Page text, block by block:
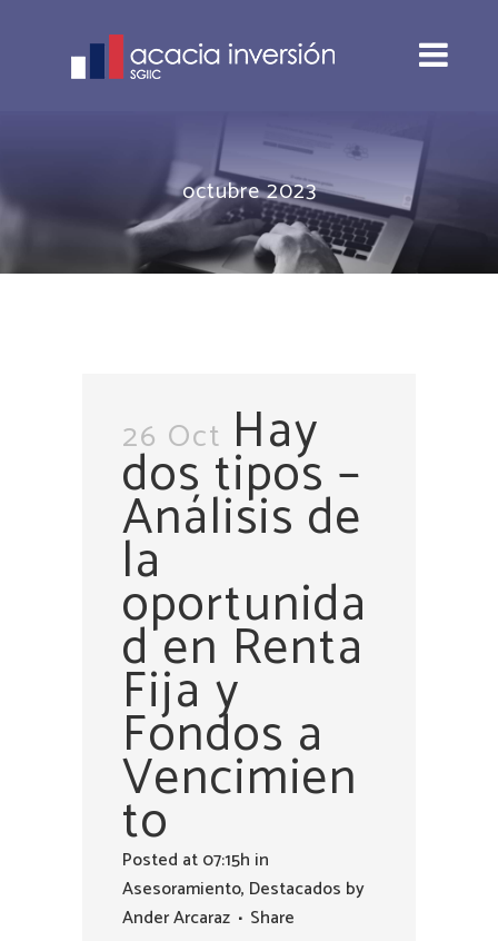
octubre 2023
26 Oct Hay
dos tipos –
Análisis de
la
oportunida
d en Renta
Fija y
Fondos a
Vencimien
to
Posted at 07:15h in
Asesoramiento, Destacados by
Ander Arcaraz
Share